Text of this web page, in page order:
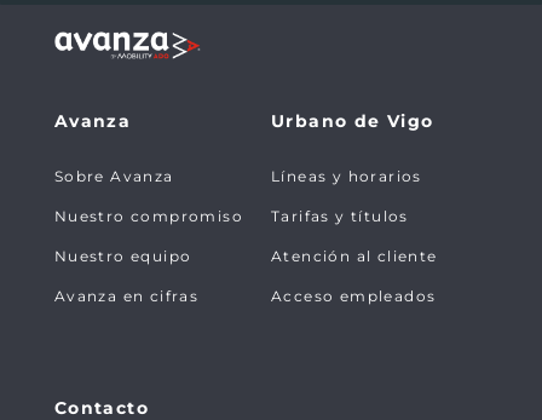
Avanza
Sobre Avanza
Nuestro compromiso
Nuestro equipo
Avanza en cifras
Urbano de Vigo
Líneas y horarios
Tarifas y títulos
Atención al cliente
Acceso empleados
Contacto